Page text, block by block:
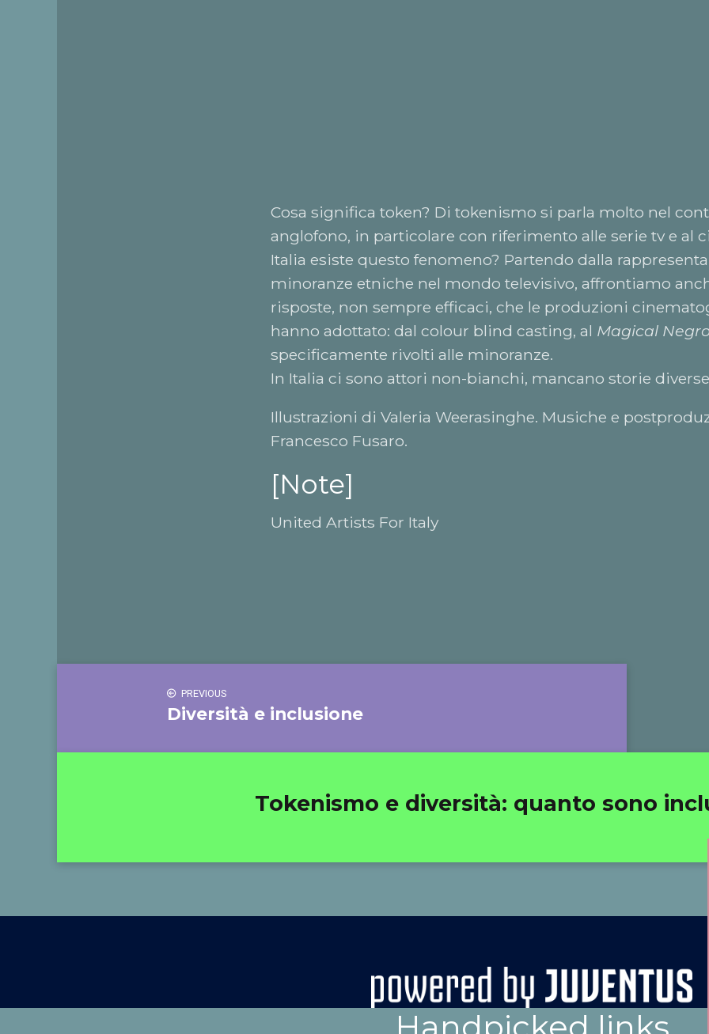
Cosa significa token? Di tokenismo si parla molto nel
anglofono, in particolare con riferimento alle serie tv e al
Italia esiste questo fenomeno? Partendo dalla
minoranze etniche nel mondo televisivo, affrontiamo
risposte, non sempre efficaci, che le produzioni
hanno adottato: dal colour blind casting, al Magical
specificamente rivolti alle minoranze.
In Italia ci sono attori non-bianchi, mancano storie
Illustrazioni di Valeria Weerasinghe. Musiche e
Francesco Fusaro.
[Note]
United Artists For Italy
PREVIOUS
Diversità e inclusione
Tokenismo e diversità: quanto sono